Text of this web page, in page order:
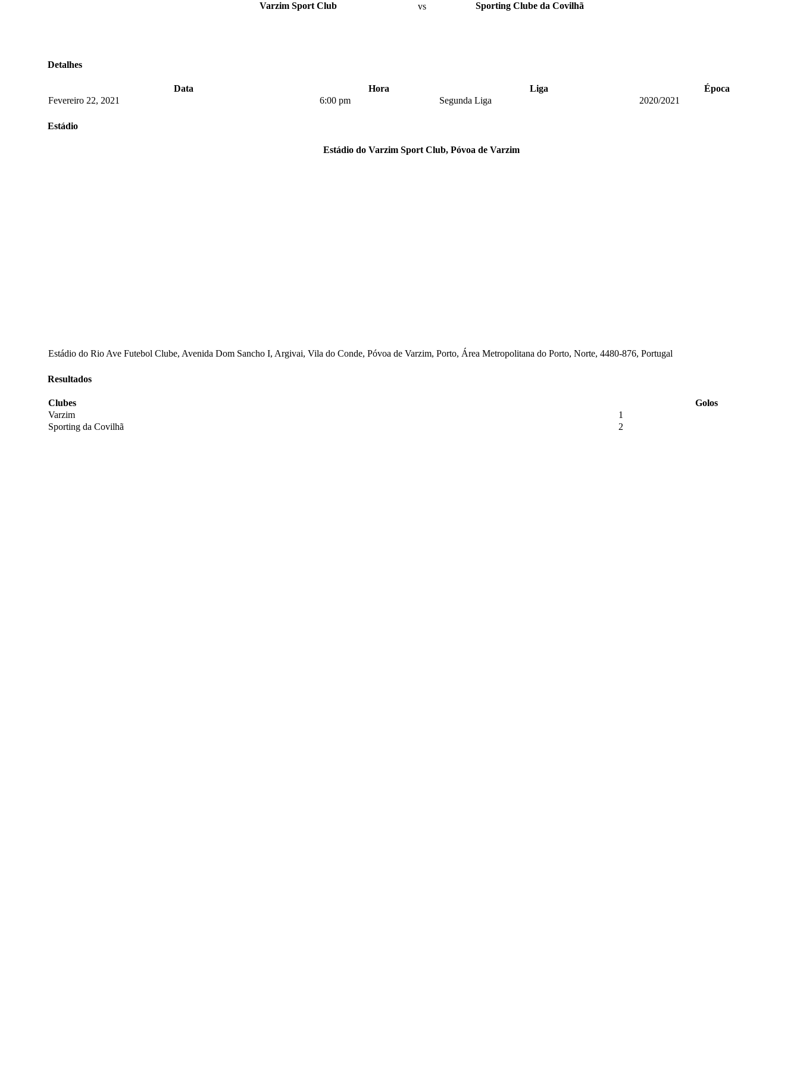
Varzim Sport Club vs Sporting Clube da Covilhã
Detalhes
Data Hora Liga
Época
Fevereiro 22, 2021
6:00 pm Segunda Liga 2020/2021
Estádio
Estádio do Varzim Sport Club, Póvoa de Varzim
Estádio do Rio Ave Futebol Clube, Avenida Dom Sancho I, Argivai, Vila do Conde, Póvoa de Varzim, Porto, Área Metropolitana do Porto, Norte, 4480-876, Portugal
Resultados
Clubes
Golos
Varzim
1
Sporting da Covilhã
2